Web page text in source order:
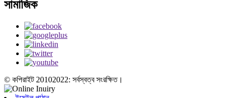
সামাজিক
© কপিরাইট 20102022: সর্বস্বত্ব সংরক্ষিত।